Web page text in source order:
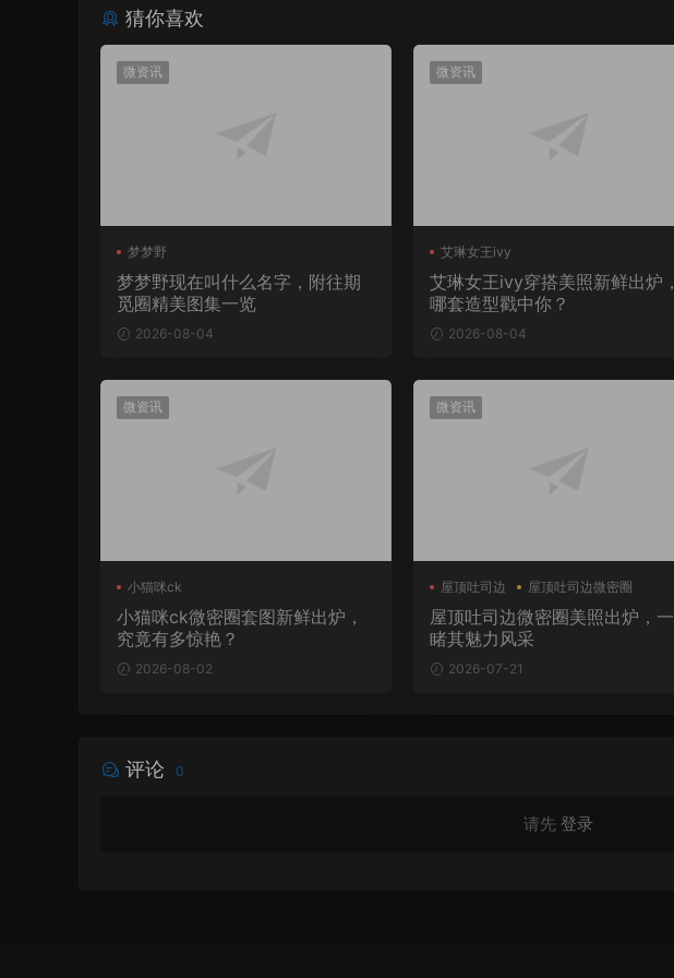
猜你喜欢
微资讯
梦梦野
梦梦野现在叫什么名字，附往期
觅圈精美图集一览
2026-08-04
微资讯
艾琳女王ivy
艾琳女王ivy穿搭美照新鲜出炉，
哪套造型戳中你？
2026-08-04
微资讯
小猫咪ck
小猫咪ck微密圈套图新鲜出炉，
究竟有多惊艳？
2026-08-02
微资讯
屋顶吐司边 屋顶吐司边微密圈
屋顶吐司边微密圈美照出炉，一
睹其魅力风采
2026-07-21
评论 0
请先 登录